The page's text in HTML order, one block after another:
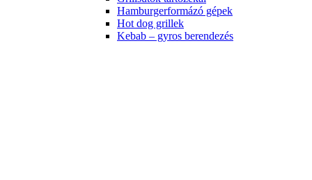
Hamburgerformázó gépek
Hot dog grillek
Kebab – gyros berendezés